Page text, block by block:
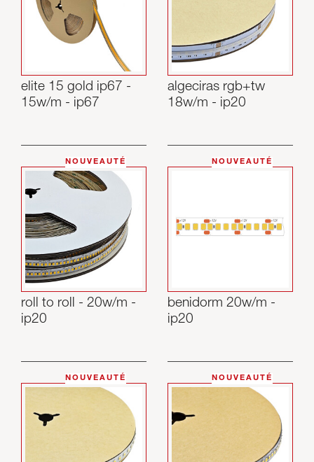
elite 15 gold ip67 -
15w/m - ip67
algeciras rgb+tw
18w/m - ip20
NOUVEAUTÉ
roll to roll - 20w/m -
ip20
NOUVEAUTÉ
benidorm 20w/m -
ip20
NOUVEAUTÉ NOUVEAUTÉ